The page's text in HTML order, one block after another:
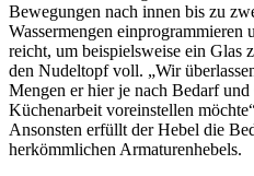
Bewegungen nach innen bis zu
Wassermengen
reicht, um beispielsweise ein Glas
den Nudeltopf voll. „Wir
Mengen er hier je nach Bedarf
Küchenarbeit voreinstellen
Ansonsten erfüllt der Hebel die
herkömmlichen Armaturenhebels.